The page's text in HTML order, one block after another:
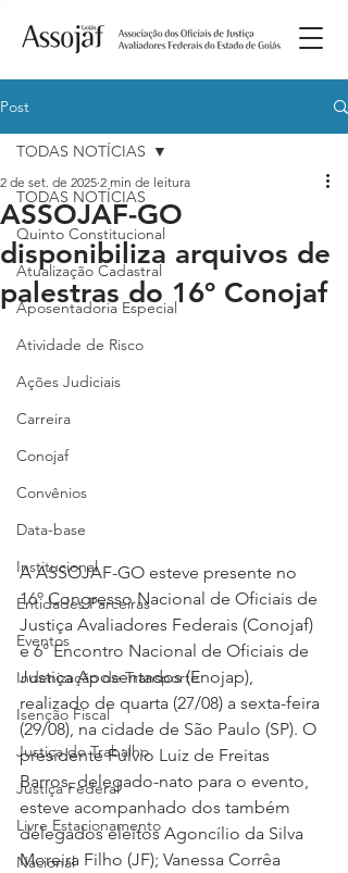
Post
TODAS NOTÍCIAS
Quinto Constitucional
Atualização Cadastral
Aposentadoria Especial
Atividade de Risco
Ações Judiciais
Carreira
Conojaf
Convênios
Data-base
Institucional
Entidades Parceiras
Eventos
Indenização de Transporte
Isenção Fiscal
Justiça do Trabalho
Justiça Federal
Livre Estacionamento
Nacional
TODAS NOTÍCIAS
ASSOJAF-GO
disponibiliza arquivos de
palestras do 16º Conojaf
2 de set. de 2025 2 min de leitura
A ASSOJAF-GO esteve presente no
16º Congresso Nacional de Oficiais de
Justiça Avaliadores Federais (Conojaf)
e 6° Encontro Nacional de Oficiais de
Justiça Aposentados (Enojap),
realizado de quarta (27/08) a sexta-feira
(29/08), na cidade de São Paulo (SP). O
presidente Fúlvio Luiz de Freitas
Barros, delegado-nato para o evento,
esteve acompanhado dos também
delegados eleitos Agoncílio da Silva
Moreira Filho (JF); Vanessa Corrêa